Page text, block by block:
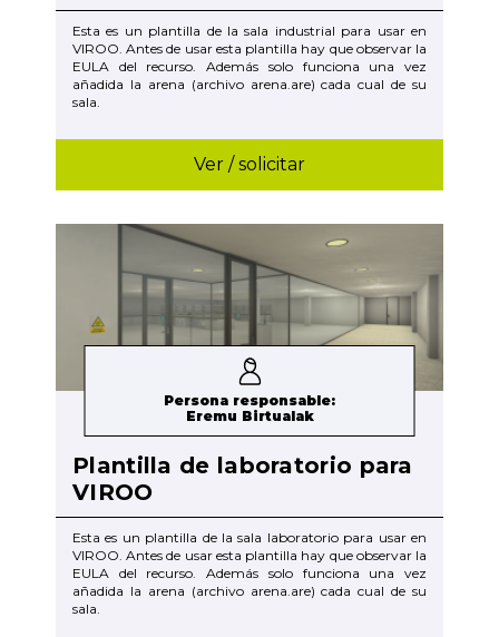
Esta es un plantilla de la sala industrial para usar en
VIROO. Antes de usar esta plantilla hay que observar la
EULA del recurso. Además solo funciona una vez
añadida la arena (archivo arena.are) cada cual de su
sala.
Ver / solicitar
Persona responsable:
Eremu Birtualak
Plantilla de laboratorio para
VIROO
Esta es un plantilla de la sala laboratorio para usar en
VIROO. Antes de usar esta plantilla hay que observar la
EULA del recurso. Además solo funciona una vez
añadida la arena (archivo arena.are) cada cual de su
sala.